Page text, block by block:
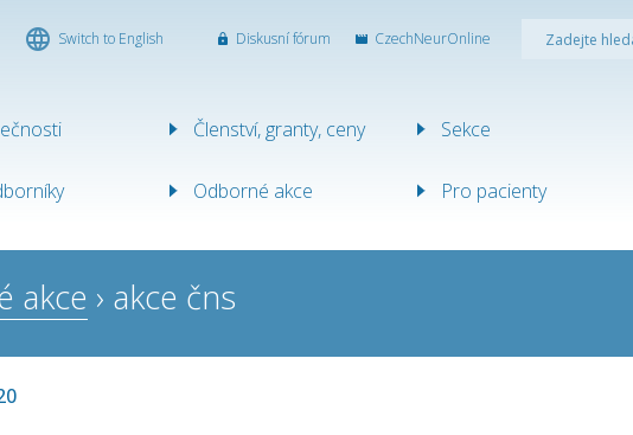
Switch to English Diskusní fórum CzechNeurOnline
Členství, granty, ceny Sekce
Odborné akce Pro pacienty
akce › akce čns